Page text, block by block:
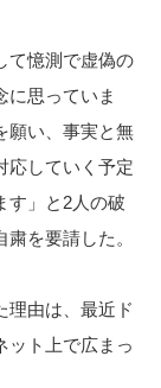
て憶測で虚偽の
に思っていま
願い、事実と無
応していく予定
す」と2人の破
を要請した。
理由は、最近ド
ット上で広まっ